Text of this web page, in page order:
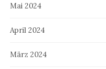
Mai 2024
April 2024
März 2024